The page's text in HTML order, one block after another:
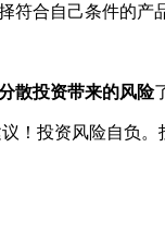
合自己条件的产
散投资带来的风险
！投资风险自负。